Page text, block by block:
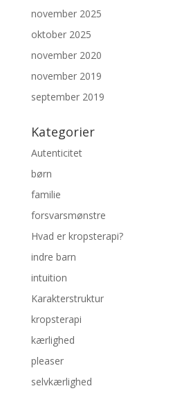
november 2025
oktober 2025
november 2020
november 2019
september 2019
Kategorier
Autenticitet
børn
familie
forsvarsmønstre
Hvad er kropsterapi?
indre barn
intuition
Karakterstruktur
kropsterapi
kærlighed
pleaser
selvkærlighed